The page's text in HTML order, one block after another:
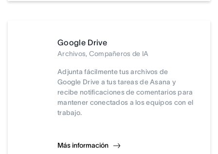
Google Drive
Archivos, Compañeros de IA
Adjunta fácilmente tus archivos de
Google Drive a tus tareas de Asana y
recibe notificaciones de comentarios para
mantener conectados a los equipos con el
trabajo.
Más información